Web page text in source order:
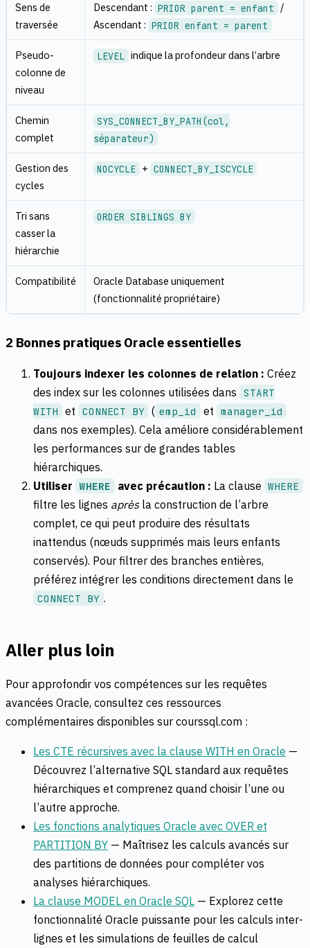
Sens de
traversée
Descendant : PRIOR parent = enfant
/
Ascendant : PRIOR enfant = parent
Pseudo-
colonne de
niveau
LEVEL indique la profondeur dans l’arbre
Chemin
complet
SYS_CONNECT_BY_PATH(col,
séparateur)
Gestion des
cycles
NOCYCLE + CONNECT_BY_ISCYCLE
Tri sans
casser la
hiérarchie
ORDER SIBLINGS BY
Compatibilité
Oracle Database uniquement
(fonctionnalité propriétaire)
2 Bonnes pratiques Oracle essentielles
Toujours indexer les colonnes de relation : Créez
des index sur les colonnes utilisées dans START
WITH et CONNECT BY ( emp_id et manager_id
dans nos exemples). Cela améliore considérablement
les performances sur de grandes tables
hiérarchiques.
Utiliser WHERE avec précaution : La clause WHERE
filtre les lignes aprèsla construction de l’arbre
complet, ce qui peut produire des résultats
inattendus (nœuds supprimés mais leurs enfants
conservés). Pour filtrer des branches entières,
préférez intégrer les conditions directement dans le
CONNECT BY .
Aller plus loin
Pour approfondir vos compétences sur les requêtes
avancées Oracle, consultez ces ressources
complémentaires disponibles sur courssql.com :
Les CTE récursives avec la clause WITH en Oracle —
Découvrez l’alternative SQL standard aux requêtes
hiérarchiques et comprenez quand choisir l’une ou
l’autre approche.
Les fonctions analytiques Oracle avec OVER et
PARTITION BY — Maîtrisez les calculs avancés sur
des partitions de données pour compléter vos
analyses hiérarchiques.
La clause MODEL en Oracle SQL — Explorez cette
fonctionnalité Oracle puissante pour les calculs inter-
lignes et les simulations de feuilles de calcul